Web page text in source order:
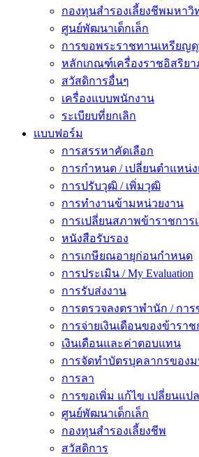
กองทุนสำรองเลี้ยงชีพมหา
ศูนย์พัฒนาเด็กเล็ก
การขอพระราชทานเหรียญ
หลักเกณฑ์เครื่องราชอิสริย
สวัสดิการอื่นๆ
เครื่องแบบพนักงาน
ระเบียบที่ยกเลิก
แบบฟอร์ม
การสรรหาคัดเลือก
การกำหนด / เปลี่ยนตำแหน่
การปรับวุฒิ / เพิ่มวุฒิ
การทำงานข้ามหน่วยงาน
การเปลี่ยนสภาพข้าราชกา
หนังสือรับรอง
การเกษียณอายุก่อนกำหนด
การประเมิน / My Evaluation
การรับส่งงาน
การตรวจลงตราพำนัก / กา
การจ่ายเงินเดือนของข้ารา
เงินเดือนและค่าตอบแทน
การจัดทำบัตรบุคลากรของ
การลา
การขอเพิ่ม แก้ไข เปลี่ยนแ
ศูนย์พัฒนาเด็กเล็ก
กองทุนสำรองเลี้ยงชีพ
สวัสดิการ